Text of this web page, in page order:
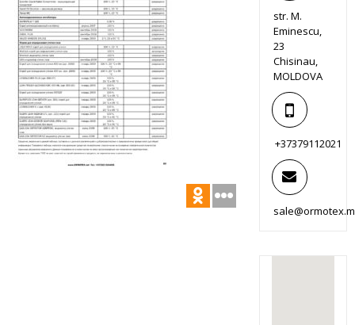
str. M.
Eminescu,
23
Chisinau,
MOLDOVA
+37379112021